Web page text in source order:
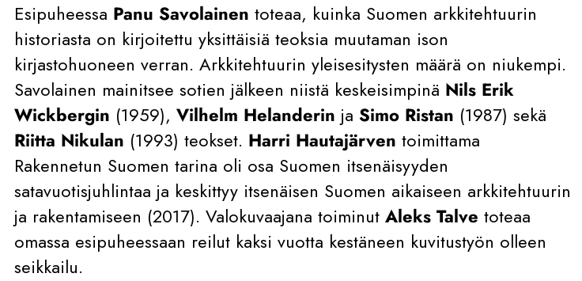
Esipuheessa Panu Savolainen toteaa, kuinka Suomen arkkitehtuurin
historiasta on kirjoitettu yksittäisiä teoksia muutaman ison
kirjastohuoneen verran. Arkkitehtuurin yleisesitysten määrä on niukempi.
Savolainen mainitsee sotien jälkeen niistä keskeisimpinä Nils Erik
Wickbergin (1959), Vilhelm Helanderin ja Simo Ristan (1987) sekä
Riitta Nikulan (1993) teokset. Harri Hautajärven toimittama
Rakennetun Suomen tarina oli osa Suomen itsenäisyyden
satavuotisjuhlintaa ja keskittyy itsenäisen Suomen aikaiseen arkkitehtuurin
ja rakentamiseen (2017). Valokuvaajana toiminut Aleks Talve toteaa
omassa esipuheessaan reilut kaksi vuotta kestäneen kuvitustyön olleen
seikkailu.